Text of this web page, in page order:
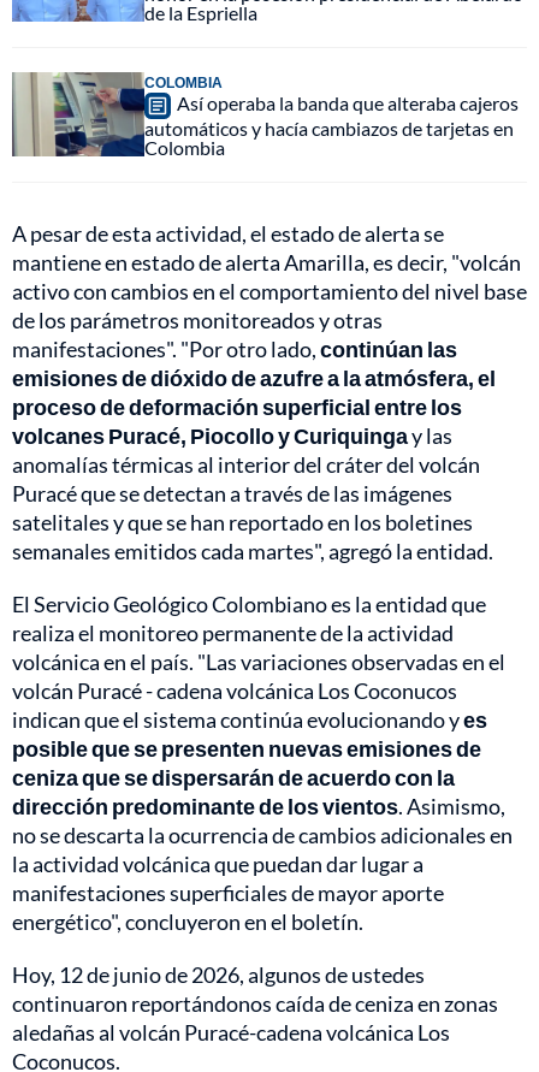
de la Espriella
COLOMBIA
Así operaba la banda que alteraba cajeros
automáticos y hacía cambiazos de tarjetas en
Colombia
A pesar de esta actividad, el estado de alerta se
mantiene en estado de alerta Amarilla, es decir, "volcán
activo con cambios en el comportamiento del nivel base
de los parámetros monitoreados y otras
manifestaciones". "Por otro lado,continúan las
emisiones de dióxido de azufre a la atmósfera, el
proceso de deformación superficial entre los
volcanes Puracé, Piocollo y Curiquingay las
anomalías térmicas al interior del cráter del volcán
Puracé que se detectan a través de las imágenes
satelitales y que se han reportado en los boletines
semanales emitidos cada martes", agregó la entidad.
El Servicio Geológico Colombiano es la entidad que
realiza el monitoreo permanente de la actividad
volcánica en el país. "Las variaciones observadas en el
volcán Puracé - cadena volcánica Los Coconucos
indican que el sistema continúa evolucionando yes
posible que se presenten nuevas emisiones de
ceniza que se dispersarán de acuerdo con la
dirección predominante de los vientos. Asimismo,
no se descarta la ocurrencia de cambios adicionales en
la actividad volcánica que puedan dar lugar a
manifestaciones superficiales de mayor aporte
energético", concluyeron en el boletín.
Hoy, 12 de junio de 2026, algunos de ustedes
continuaron reportándonos caída de ceniza en zonas
aledañas al volcán Puracé-cadena volcánica Los
Coconucos.